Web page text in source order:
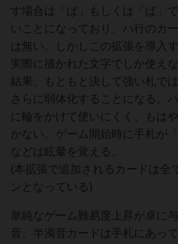
す場合は「ぱ」もしくは「ば」
いことになっており、ハ行のカ
は無い。しかしこの拡張を導入
実際に描かれた文字でしか使えな
結果、もともと決して強い札で
さらに弱体化することになる。
に輪をかけて使いにくく、もは
かない。ゲーム開始時に手札が
などは眩暈を覚える。
(本拡張で追加されるカードは全
ンとなっている)
単純なゲーム難易度上昇が卓に
音、半濁音カードは手札にあっ